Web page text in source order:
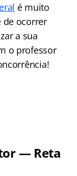
é muito
de ocorrer
a sua
o professor
— Reta